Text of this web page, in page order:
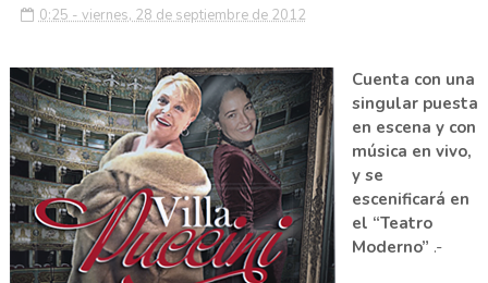
0:25 - viernes, 28 de septiembre de 2012
Cuenta con una
singular puesta
en escena y con
música en vivo,
y se
escenificará en
el “Teatro
Moderno” .-